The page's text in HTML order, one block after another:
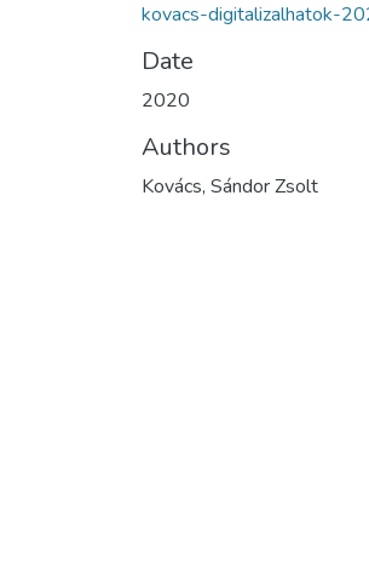
kovacs-digitalizalhatok-
Date
2020
Authors
Kovács, Sándor Zsolt